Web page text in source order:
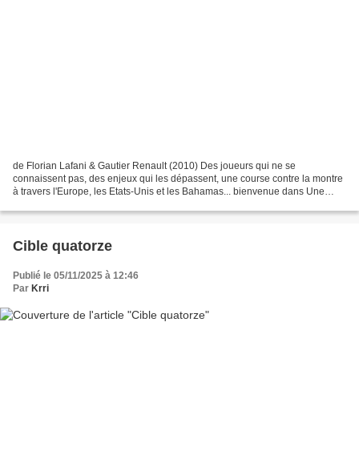
de Florian Lafani & Gautier Renault (2010) Des joueurs qui ne se
connaissent pas, des enjeux qui les dépassent, une course contre la montre
à travers l'Europe, les Etats-Unis et les Bahamas... bienvenue dans Une
Cible quatorze
Publié le 05/11/2025 à 12:46
Par Krri